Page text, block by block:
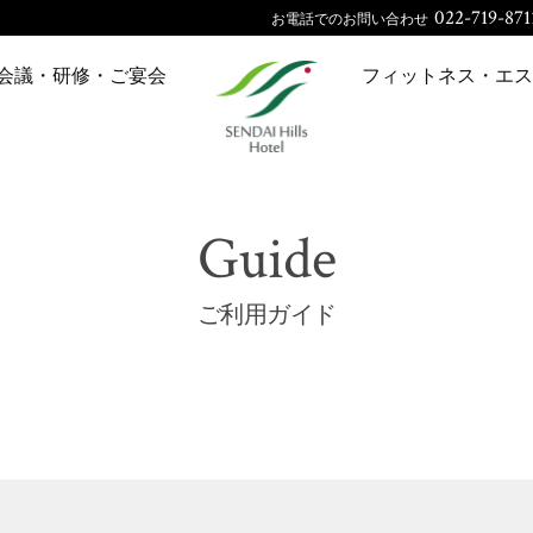
お電話でのお問い合わせ 022-719-
議・研修・ご宴会 フィットネス・エ
Guide
ご利用ガイド